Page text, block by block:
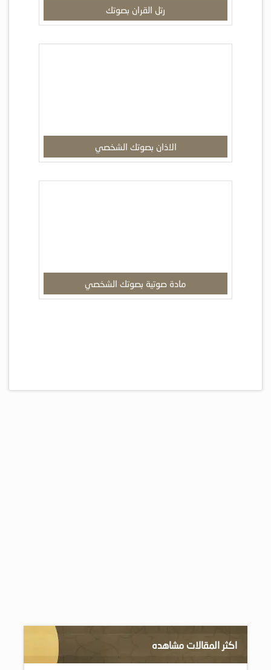
رتل القران بصوتك
الاذان بصوتك الشخصي
مادة صوتية بصوتك الشخصي
اكثر المقالات مشاهده